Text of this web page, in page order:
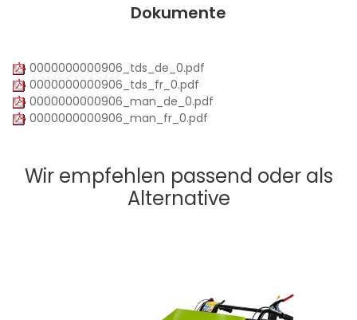
Dokumente
0000000000906_tds_de_0.pdf
0000000000906_tds_fr_0.pdf
0000000000906_man_de_0.pdf
0000000000906_man_fr_0.pdf
Wir empfehlen passend oder als
Alternative